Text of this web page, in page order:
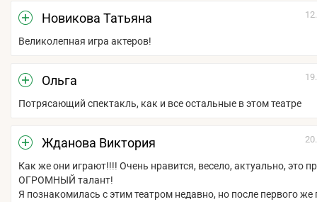
Новикова Татьяна
Великолепная игра актеров!
Ольга
Потрясающий спектакль, как и все остальные в этом театре
Жданова Виктория
Как же они играют!!!! Очень нравится, весело, актуально, это
ОГРОМНЫЙ талант!
Я познакомилась с этим театром недавно, но после первого